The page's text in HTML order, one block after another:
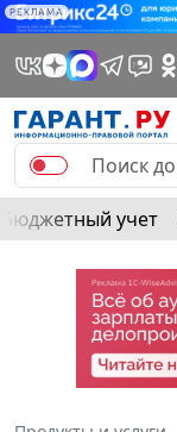
РЕКЛАМА
Бюджетный учет